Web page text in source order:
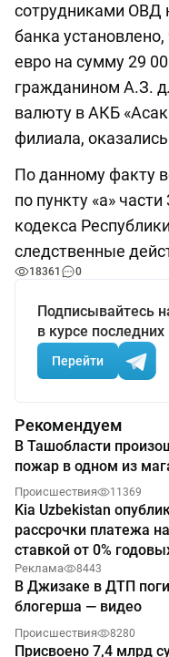
сотрудниками ОВД
банка
евро на сумму 29
гражданином А.З.
валюту в АКБ
филиала,
По данному факту
по пункту «а»
кодекса
следственные
18361 0
Подписывайтесь
в курсе последних
Перейти
Рекомендуем
В Ташобласти
пожар в одном из
Происшествия 11369
Kia Uzbekistan
рассрочки платежа
ставкой от 0%
Реклама 8443
В Джизаке в ДТП
блогерша — видео
Происшествия 8280
Присвоено 7,4 млрд